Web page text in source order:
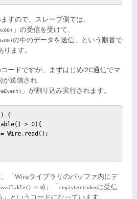
すので、スレーブ側では、
」の受信を受けて、
の中のデータを送信」という順番で
ます。
ードですが、まずはじめI2C通信でマ
)が送信され
」が割り込み実行されます。
{
「Wireライブラリのバッファ内にデ
> 0)」「 registerIndexに受信